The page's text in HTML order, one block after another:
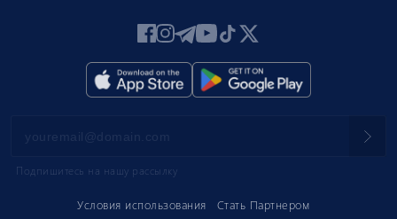
Условия использования Стать Партнером
Подпишитесь на нашу рассылку